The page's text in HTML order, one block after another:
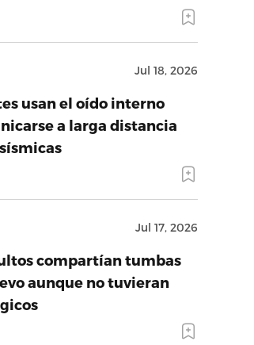
Jul 18, 2026
usan el oído interno
a larga distancia
Jul 17, 2026
compartían tumbas
aunque no tuvieran